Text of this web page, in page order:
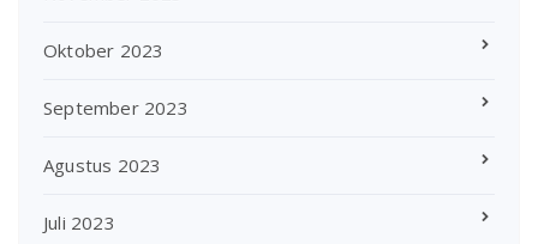
Oktober 2023
September 2023
Agustus 2023
Juli 2023